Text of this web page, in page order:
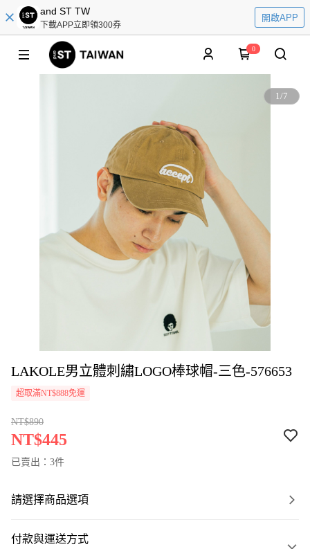
and ST TW
下載APP立即領300券
開啟APP
0
1/7
LAKOLE男立體刺繡LOGO棒球帽-三色-576653
超取滿NT$888免運
NT$890
NT$445
已賣出：3件
請選擇商品選項
付款與運送方式